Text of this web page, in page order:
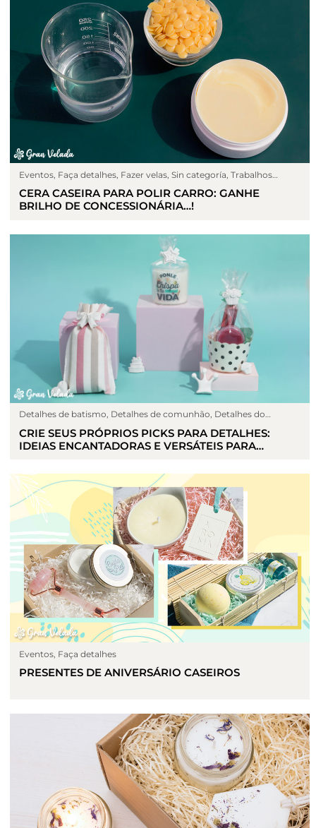
Eventos Faça detalhes Fazer velas ,Sin categoría ,Trabalhos
manuais
CERA CASEIRA PARA POLIR CARRO: GANHE
BRILHO DE CONCESSIONÁRIA…!
Detalhes de batismo, Detalhes de comunhão, Detalhes do
casamento,Eventos,Faça detalhes,Sin categoría,Trabalhos
manuais
CRIE SEUS PRÓPRIOS PICKS PARA DETALHES:
IDEIAS ENCANTADORAS E VERSÁTEIS PARA
Eventos, Faça detalhes
PRESENTES DE ANIVERSÁRIO CASEIROS